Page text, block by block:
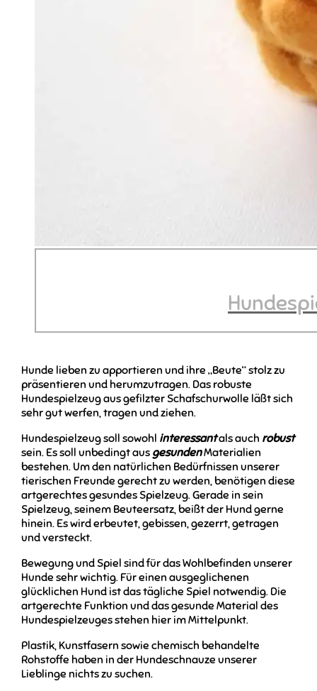
Hunde lieben zu apportieren und ihre „Beute“ stolz zu
präsentieren und herumzutragen. Das robuste
Hundespielzeug aus gefilzter Schafschurwolle läßt sich
sehr gut werfen, tragen und ziehen.
Hundespielzeug soll sowohl interessantals auch robust
sein. Es soll unbedingt aus gesundenMaterialien
bestehen. Um den natürlichen Bedürfnissen unserer
tierischen Freunde gerecht zu werden, benötigen diese
artgerechtes gesundes Spielzeug. Gerade in sein
Spielzeug, seinem Beuteersatz, beißt der Hund gerne
hinein. Es wird erbeutet, gebissen, gezerrt, getragen
und versteckt.
Bewegung und Spiel sind für das Wohlbefinden unserer
Hunde sehr wichtig. Für einen ausgeglichenen
glücklichen Hund ist das tägliche Spiel notwendig. Die
artgerechte Funktion und das gesunde Material des
Hundespielzeuges stehen hier im Mittelpunkt.
Plastik, Kunstfasern sowie chemisch behandelte
Rohstoffe haben in der Hundeschnauze unserer
Lieblinge nichts zu suchen.